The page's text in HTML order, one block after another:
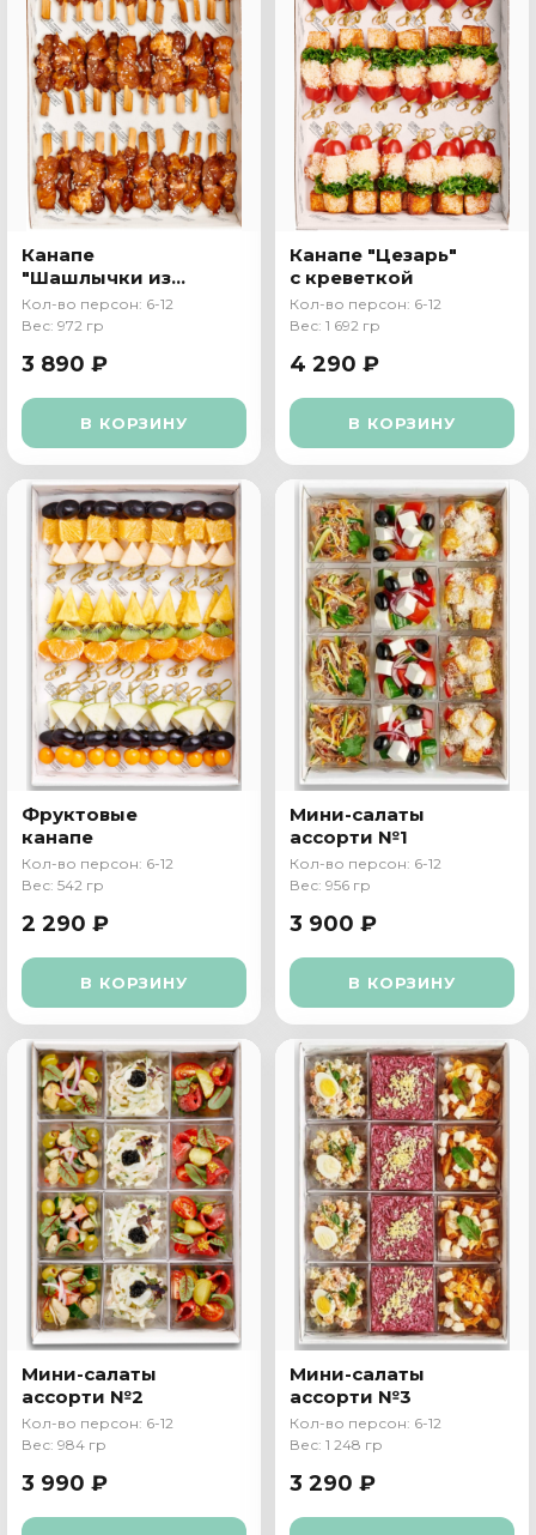
Канапе
"Шашлычки из
свинины"
Кол-во персон: 6-12
Вес: 972 гр
3 890 ₽
В КОРЗИНУ
Канапе "Цезарь"
с креветкой
Кол-во персон: 6-12
Вес: 1 692 гр
4 290 ₽
В КОРЗИНУ
Фруктовые
канапе
Кол-во персон: 6-12
Вес: 542 гр
2 290 ₽
В КОРЗИНУ
Мини-салаты
ассорти №1
Кол-во персон: 6-12
Вес: 956 гр
3 900 ₽
В КОРЗИНУ
Мини-салаты
ассорти №2
Кол-во персон: 6-12
Вес: 984 гр
3 990 ₽
Мини-салаты
ассорти №3
Кол-во персон: 6-12
Вес: 1 248 гр
3 290 ₽